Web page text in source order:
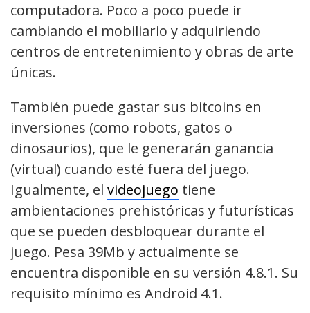
computadora. Poco a poco puede ir
cambiando el mobiliario y adquiriendo
centros de entretenimiento y obras de arte
únicas.
También puede gastar sus bitcoins en
inversiones (como robots, gatos o
dinosaurios), que le generarán ganancia
(virtual) cuando esté fuera del juego.
Igualmente, el videojuego tiene
ambientaciones prehistóricas y futurísticas
que se pueden desbloquear durante el
juego. Pesa 39Mb y actualmente se
encuentra disponible en su versión 4.8.1. Su
requisito mínimo es Android 4.1.